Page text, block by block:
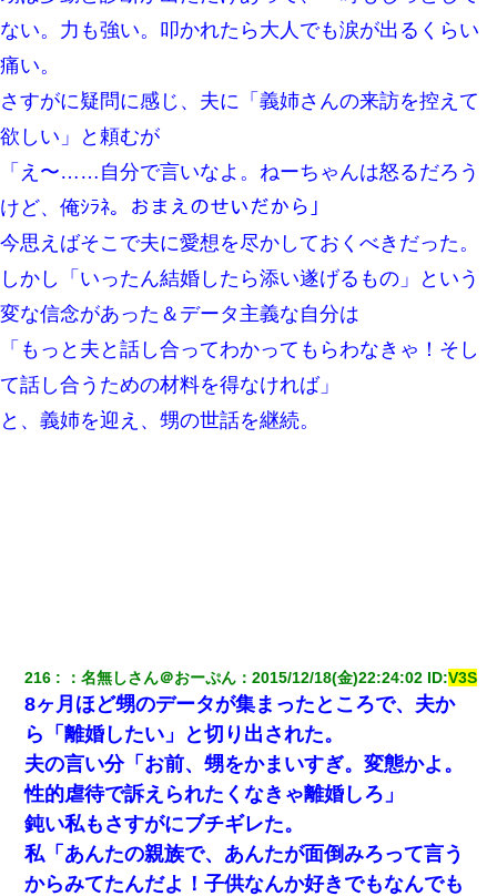
9月に付き合い始めたけどこの、この人と結婚はないわと判断して
別れた。その元彼が交通事故で重体になっているらしく…
だ、再婚して」私「なら父親と暮らせ」息子「やった＾＾」私
（もう手遅れだったんだな…）
【画像】女の子「お母さん！！私ようやくファッションモデルに
わい(42)渋谷の夜のサービスで19の女の子にゴックンさせた結果
【復讐】義兄嫁「生活費、足りない分を貸してほしい」私「貸す
わけないでしょｗｗｗｗ」→ 理由を話したら泣き出して・・私
（あまりにも希望通り）
宅飲みで女友達の乳を見てしまった・・・
【まぬけ】夫「離婚だ！」私「わかった。で？」夫「慰謝料
だ！」私「いいけど弁護士通して。私も請求する」夫「」
全く親しくないママ友Aから突然「飲み会しよう」と誘われたがお
断りした。後日Aの企みを知ってゾッとするやら腹立つやら！
ない。力も強い。叩かれたら大人でも涙が出るくらい
痛い。
さすがに疑問に感じ、夫に「義姉さんの来訪を控えて
欲しい」と頼むが
「え〜……自分で言いなよ。ねーちゃんは怒るだろう
けど、俺ｼﾗﾈ。おまえのせいだから」
今思えばそこで夫に愛想を尽かしておくべきだった。
しかし「いったん結婚したら添い遂げるもの」という
変な信念があった＆データ主義な自分は
「もっと夫と話し合ってわかってもらわなきゃ！そし
て話し合うための材料を得なければ」
と、義姉を迎え、甥の世話を継続。
216 ：名無しさん＠おーぷん ：2015/12/18(金)22:24:02 ID:V3S
8ヶ月ほど甥のデータが集まったところで、夫か
ら「離婚したい」と切り出された。
夫の言い分「お前、甥をかまいすぎ。変態かよ。
性的虐待で訴えられたくなきゃ離婚しろ」
鈍い私もさすがにブチギレた。
私「あんたの親族で、あんたが面倒みろって言う
からみてたんだよ！子供なんか好きでもなんでも